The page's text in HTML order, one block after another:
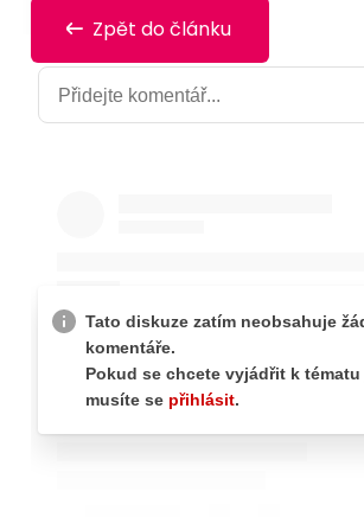
Zpět do článku